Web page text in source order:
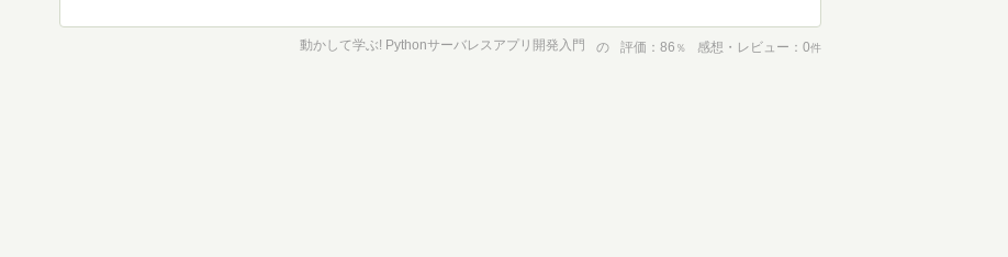
動かして学ぶ! Pythonサーバレスアプリ開発入門 の 評価 86 ％ 感想・レビュー 0件